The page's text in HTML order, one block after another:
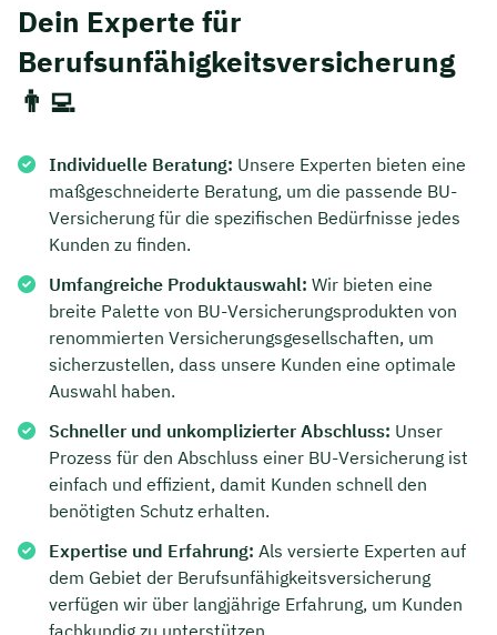
Dein Experte für
Berufsunfähigkeitsversicherung
👨‍💻
Individuelle Beratung: Unsere Experten bieten eine
maßgeschneiderte Beratung, um die passende BU-
Versicherung für die spezifischen Bedürfnisse jedes
Kunden zu finden.
Umfangreiche Produktauswahl: Wir bieten eine
breite Palette von BU-Versicherungsprodukten von
renommierten Versicherungsgesellschaften, um
sicherzustellen, dass unsere Kunden eine optimale
Auswahl haben.
Schneller und unkomplizierter Abschluss: Unser
Prozess für den Abschluss einer BU-Versicherung ist
einfach und effizient, damit Kunden schnell den
benötigten Schutz erhalten.
Expertise und Erfahrung: Als versierte Experten auf
dem Gebiet der Berufsunfähigkeitsversicherung
verfügen wir über langjährige Erfahrung, um Kunden
Jetzt persönliches
Beratungsgespräch mit
Tobias Niendieck sichern 🤝
Wir beraten dich Montag bis Freitag von 8 bis